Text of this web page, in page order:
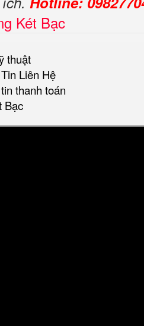
Két Bạc
thuật
Liên Hệ
thanh toán
Bạc